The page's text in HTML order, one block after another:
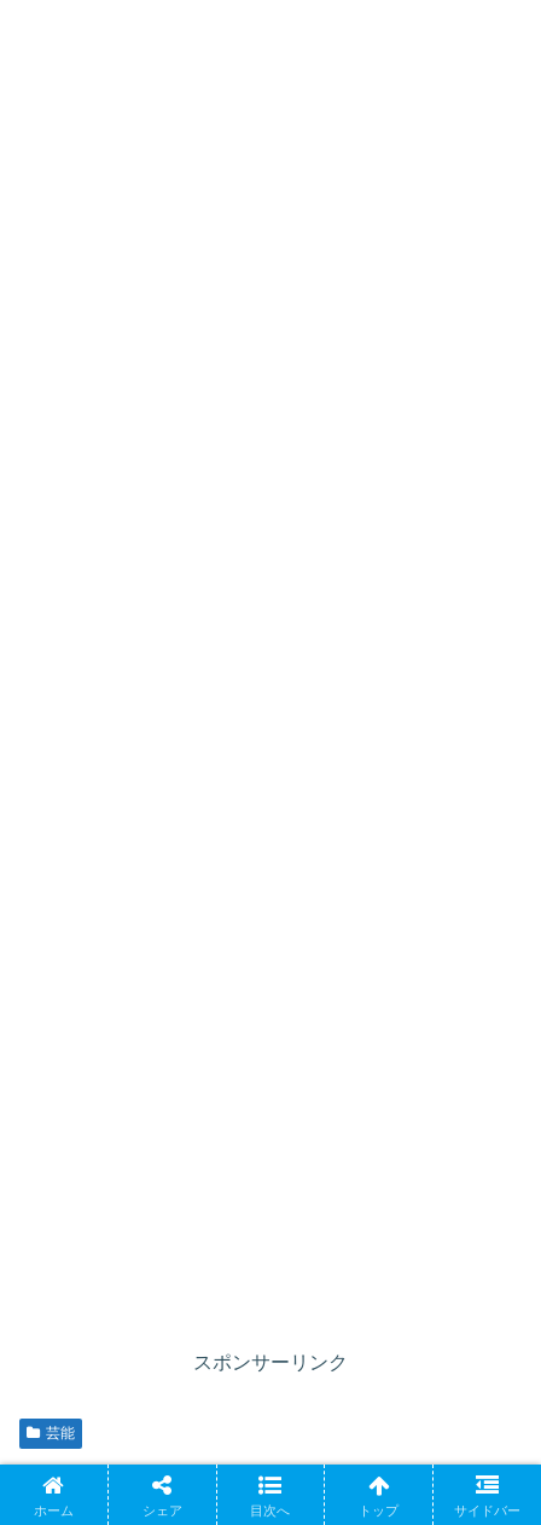
スポンサーリンク
芸能
シェアする
ホーム シェア 目次へ トップ サイドバー